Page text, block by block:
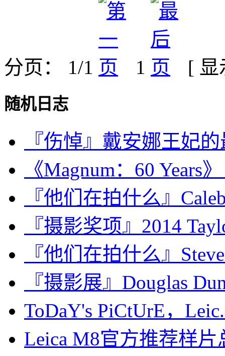
分页： 1/1 1 [
随机日志
『伤悼』戴安娜王妃
《Magnum：60 Years
『他们在拍什么』
『摄影奖项』2014
『他们在拍什么』
『摄影展』Douglas
ToDaY's PiCtUrE，
Leica M8官方推荐样片